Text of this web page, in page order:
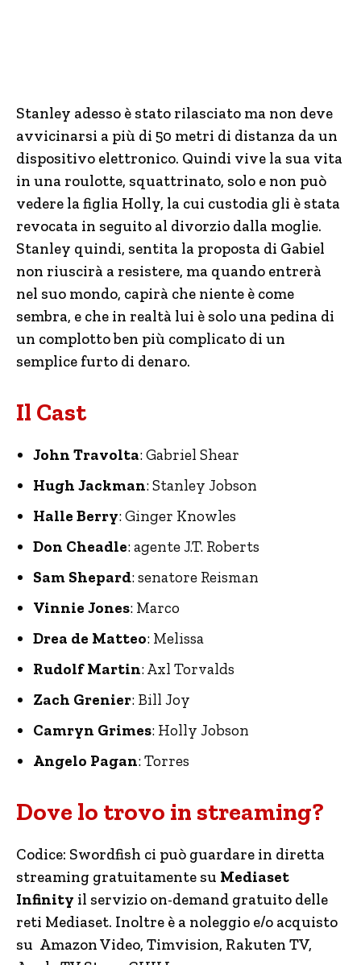
Stanley adesso è stato rilasciato ma non deve
avvicinarsi a più di 50 metri di distanza da un
dispositivo elettronico. Quindi vive la sua vita
in una roulotte, squattrinato, solo e non può
vedere la figlia Holly, la cui custodia gli è stata
revocata in seguito al divorzio dalla moglie.
Stanley quindi, sentita la proposta di Gabiel
non riuscirà a resistere, ma quando entrerà
nel suo mondo, capirà che niente è come
sembra, e che in realtà lui è solo una pedina di
un complotto ben più complicato di un
semplice furto di denaro.
Il Cast
John Travolta: Gabriel Shear
Hugh Jackman: Stanley Jobson
Halle Berry: Ginger Knowles
Don Cheadle: agente J.T. Roberts
Sam Shepard: senatore Reisman
Vinnie Jones: Marco
Drea de Matteo: Melissa
Rudolf Martin: Axl Torvalds
Zach Grenier: Bill Joy
Camryn Grimes: Holly Jobson
Angelo Pagan: Torres
Dove lo trovo in streaming?
Codice: Swordfish ci può guardare in diretta
streaming gratuitamente su Mediaset
Infinity il servizio on-demand gratuito delle
reti Mediaset. Inoltre è a noleggio e/o acquisto
su Amazon Video, Timvision, Rakuten TV,